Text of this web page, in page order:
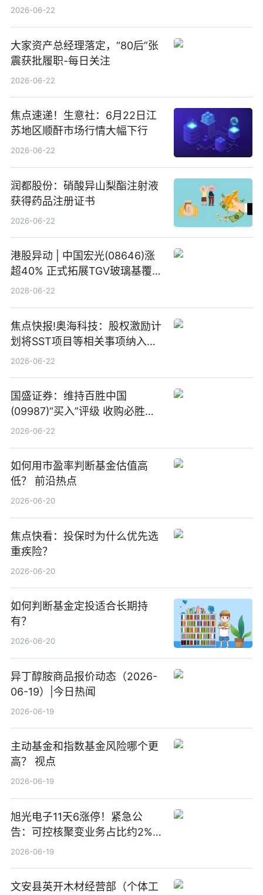
回580万股
2026-06-22
大家资产总经理落定，“80后”张
震获批履职-每日关注
2026-06-22
焦点速递！生意社：6月22日江
苏地区顺酐市场行情大幅下行
2026-06-22
润都股份：硝酸异山梨酯注射液
获得药品注册证书
2026-06-22
港股异动 | 中国宏光(08646)涨
超40% 正式拓展TGV玻璃基覆铜
板新材料业务
2026-06-22
焦点快报!奥海科技：股权激励计
划将SST项目等相关事项纳入专
项业务发展考核指标
2026-06-22
国盛证券：维持百胜中国
(09987)“买入”评级 收购必胜客
中国增厚利润加速成长 信息
2026-06-22
如何用市盈率判断基金估值高
低？ 前沿热点
2026-06-20
焦点快看：投保时为什么优先选
重疾险？
2026-06-20
如何判断基金定投适合长期持
有？
2026-06-20
异丁醇胺商品报价动态（2026-
06-19）|今日热闻
2026-06-19
主动基金和指数基金风险哪个更
高？ 视点
2026-06-19
旭光电子11天6涨停！紧急公
告：可控核聚变业务占比约2%！
前沿热点
2026-06-19
文安县英开木材经营部（个体工